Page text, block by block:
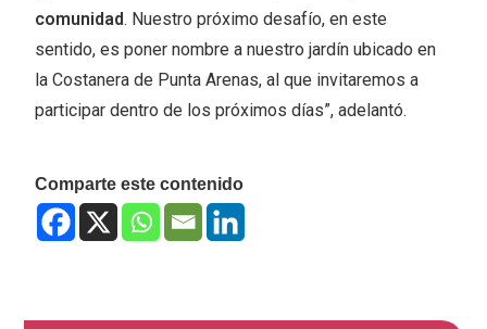
comunidad. Nuestro próximo desafío, en este
sentido, es poner nombre a nuestro jardín ubicado en
la Costanera de Punta Arenas, al que invitaremos a
participar dentro de los próximos días”, adelantó.
Comparte este contenido